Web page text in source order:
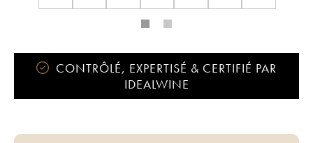
CONTRÔLÉ, EXPERTISÉ & CERTIFIÉ PAR
IDEALWINE